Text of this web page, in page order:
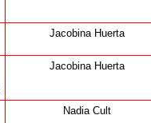
Jacobina Huerta
Jacobina Huerta
Nadia Cult